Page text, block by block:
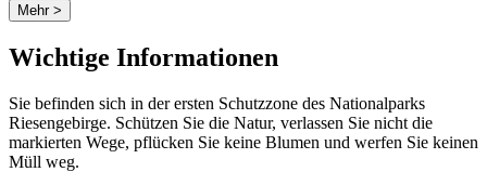
Mehr >
Wichtige Informationen
Sie befinden sich in der ersten Schutzzone des Nationalparks
Riesengebirge. Schützen Sie die Natur, verlassen Sie nicht die
markierten Wege, pflücken Sie keine Blumen und werfen Sie keinen
Müll weg.